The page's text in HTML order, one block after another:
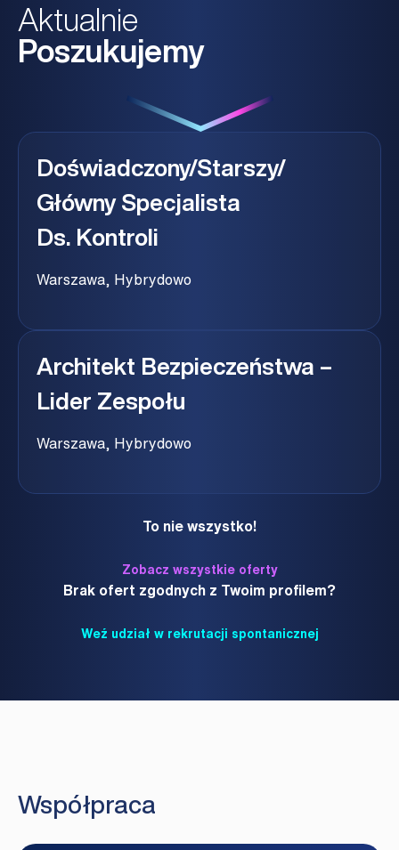
Aktualnie
Poszukujemy
Doświadczony/starszy/
Główny Specjalista
Ds. Kontroli
Warszawa, Hybrydowo
Architekt Bezpieczeństwa –
Lider Zespołu
Warszawa, Hybrydowo
To nie wszystko!
Zobacz wszystkie oferty
Brak ofert zgodnych z Twoim profilem?
Weź udział w rekrutacji spontanicznej
Współpraca